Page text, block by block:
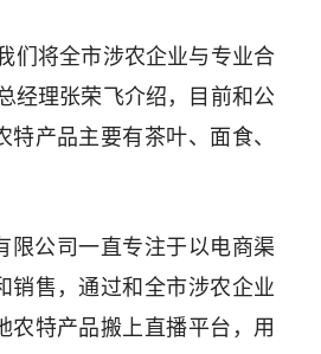
们将全市涉农企业与专业合
经理张荣飞介绍，目前和公
产品主要有茶叶、面食、
限公司一直专注于以电商渠
销售，通过和全市涉农企业
农特产品搬上直播平台，用